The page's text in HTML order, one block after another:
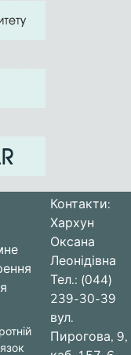
Контакти:
Хархун
Оксана
Леонідівна
Тел.: (044)
239-30-39
вул.
Пирогова, 9,